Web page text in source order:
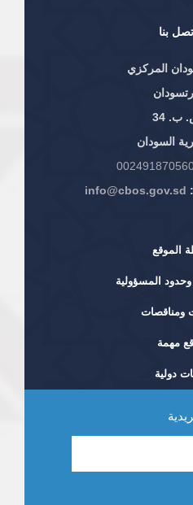
اتصل بنا
المركزي
34
السودان
info@cbos.gov.sd
الموقع
المسؤولية
ومناقصات
مهمة
دولية